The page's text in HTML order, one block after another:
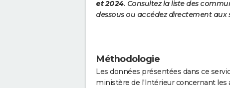
et 2024. Consultez la liste des
dessous ou accédez directement aux
Méthodologie
Les données présentées dans ce
ministère de l'Intérieur concernant les